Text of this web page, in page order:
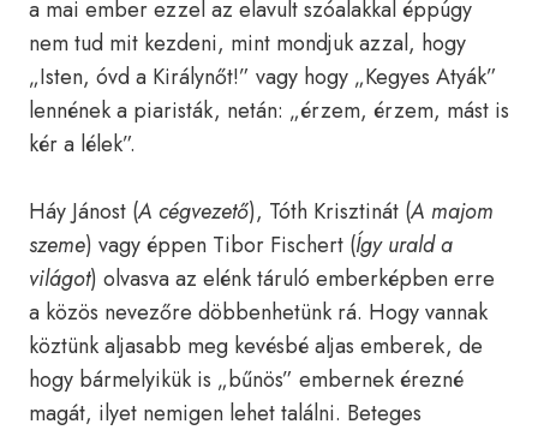
a mai ember ezzel az elavult szóalakkal éppúgy
nem tud mit kezdeni, mint mondjuk azzal, hogy
„Isten, óvd a Királynőt!” vagy hogy „Kegyes Atyák”
lennének a piaristák, netán: „érzem, érzem, mást is
kér a lélek”.
Háy Jánost (A cégvezető), Tóth Krisztinát (A majom
szeme) vagy éppen Tibor Fischert (Így urald a
világot) olvasva az elénk táruló emberképben erre
a közös nevezőre döbbenhetünk rá. Hogy vannak
köztünk aljasabb meg kevésbé aljas emberek, de
hogy bármelyikük is „bűnös” embernek érezné
magát, ilyet nemigen lehet találni. Beteges